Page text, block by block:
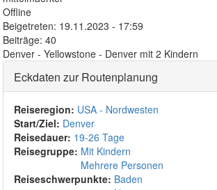
Offline
Beigetreten: 19.11.2023 - 17:59
Beiträge: 40
Denver - Yellowstone - Denver mit 2 Kindern
Eckdaten zur Routenplanung
Reiseregion: USA - Nordwesten
Start/Ziel: Denver
Reisedauer: 19-26 Tage
Reisegruppe: Mit Kindern
Mehrere Personen
Reiseschwerpunkte: Baden